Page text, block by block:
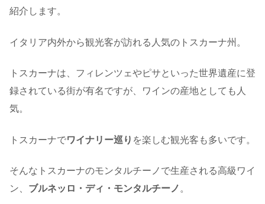
紹介します。
イタリア内外から観光客が訪れる人気のトスカーナ州。
トスカーナは、フィレンツェやピサといった世界遺産に登
録されている街が有名ですが、ワインの産地としても人
気。
トスカーナでワイナリー巡り を楽しむ観光客も多いです。
そんなトスカーナのモンタルチーノで生産される高級ワイ
ン、 ブルネッロ・ディ・モンタルチーノ 。